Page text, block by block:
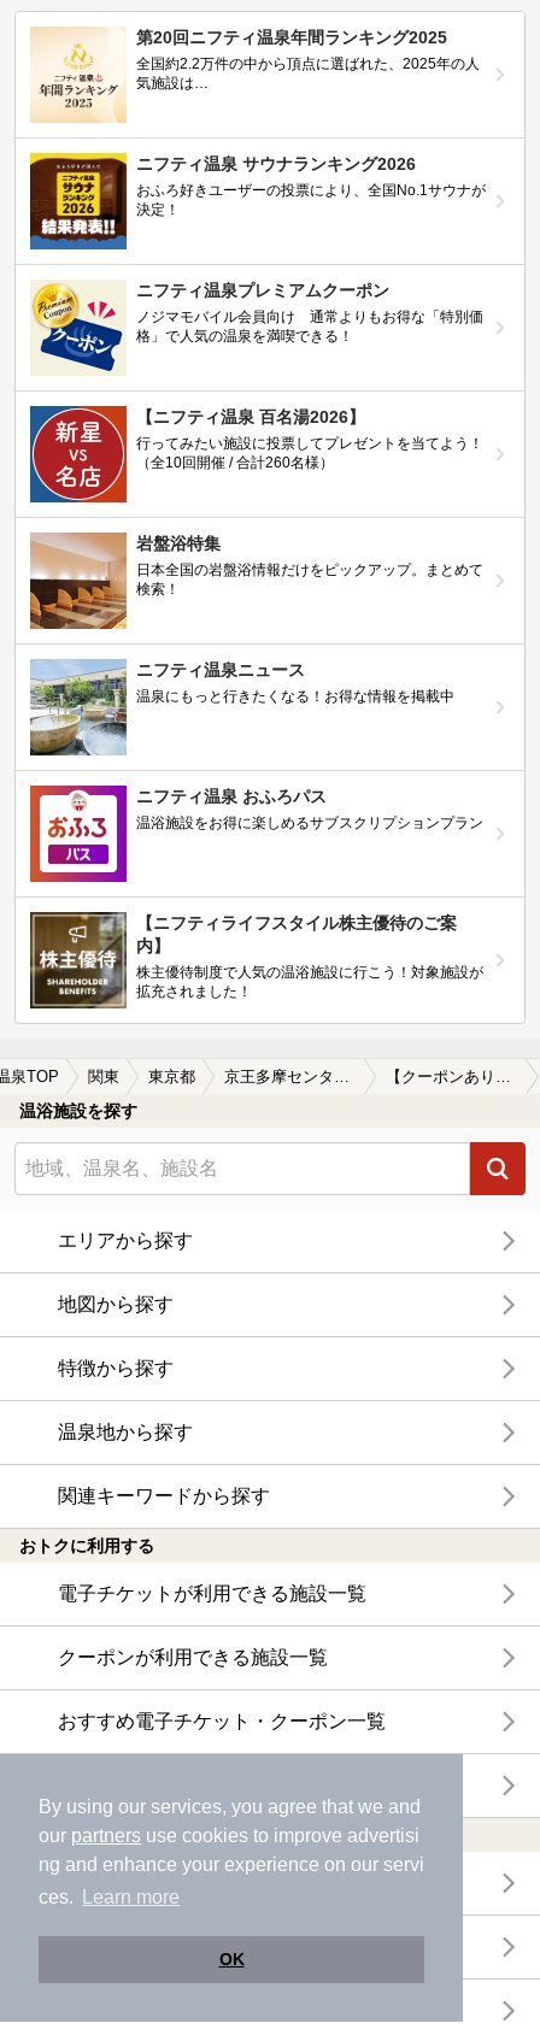
By using our services, you agree that we and
our partners use cookies to improve advertisi
ng and enhance your experience on our servi
ces.
Learn more
OK
第20回ニフティ温泉年間ランキング2025
全国約2.2万件の中から頂点に選ばれた、2025年の人
気施設は…
ニフティ温泉 サウナランキング2026
おふろ好きユーザーの投票により、全国No.1サウナが
決定！
ニフティ温泉プレミアムクーポン
ノジマモバイル会員向け 通常よりもお得な「特別価
格」で人気の温泉を満喫できる！
【ニフティ温泉 百名湯2026】
行ってみたい施設に投票してプレゼントを当てよう！
（全10回開催 / 合計260名様）
岩盤浴特集
日本全国の岩盤浴情報だけをピックアップ。まとめて
検索！
ニフティ温泉ニュース
温泉にもっと行きたくなる！お得な情報を掲載中
ニフティ温泉 おふろパス
温浴施設をお得に楽しめるサブスクリプションプラン
【ニフティライフスタイル株主優待のご案
内】
株主優待制度で人気の温浴施設に行こう！対象施設が
拡充されました！
泉TOP 関東 東京都 京王多摩センター駅 【クーポンあり】マッサージ、エステがある京王多摩センター駅近くの温泉、日帰り温泉、スーパー銭湯おすすめ
温浴施設を探す
エリアから探す
地図から探す
特徴から探す
温泉地から探す
関連キーワードから探す
おトクに利用する
電子チケットが利用できる施設一覧
クーポンが利用できる施設一覧
おすすめ電子チケット・クーポン一覧
特集・ニュース